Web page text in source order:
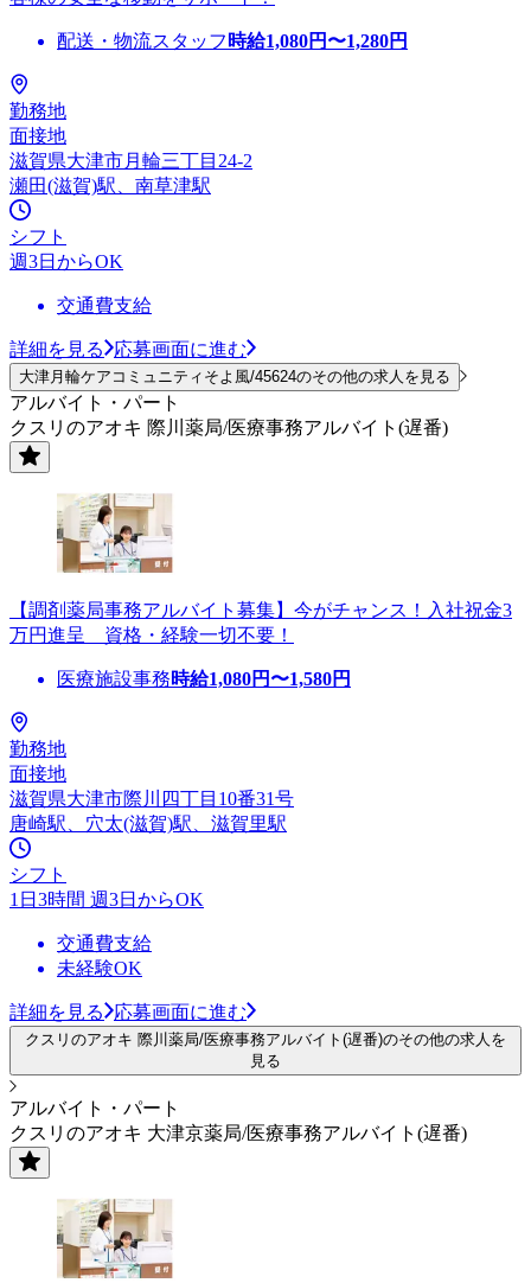
配送・物流スタッフ 時給1,080円〜1,280円
勤務地
面接地
滋賀県大津市月輪三丁目24-2
瀬田(滋賀)駅、南草津駅
シフト
週3日からOK
交通費支給
詳細を見る 応募画面に進む
大津月輪ケアコミュニティそよ風/45624のその他の求人を見る
アルバイト・パート
クスリのアオキ 際川薬局/医療事務アルバイト(遅番)
【調剤薬局事務アルバイト募集】今がチャンス！入社祝金3
万円進呈 資格・経験一切不要！
医療施設事務時給1,080円〜1,580円
勤務地
面接地
滋賀県大津市際川四丁目10番31号
唐崎駅、穴太(滋賀)駅、滋賀里駅
シフト
1日3時間 週3日からOK
交通費支給
未経験OK
詳細を見る 応募画面に進む
クスリのアオキ 際川薬局/医療事務アルバイト(遅番)のその他の求人を
見る
アルバイト・パート
クスリのアオキ 大津京薬局/医療事務アルバイト(遅番)